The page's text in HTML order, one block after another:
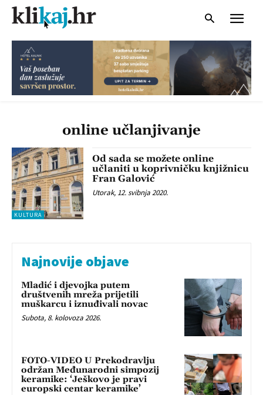
online učlanjivanje
KULTURA
Od sada se možete online
učlaniti u koprivničku knjižnicu
Fran Galović
Utorak, 12. svibnja 2020.
Najnovije objave
Mladić i djevojka putem
društvenih mreža prijetili
muškarcu i iznuđivali novac
Subota, 8. kolovoza 2026.
FOTO-VIDEO U Prekodravlju
održan Međunarodni simpozij
keramike: ‘Ješkovo je pravi
europski centar keramike’